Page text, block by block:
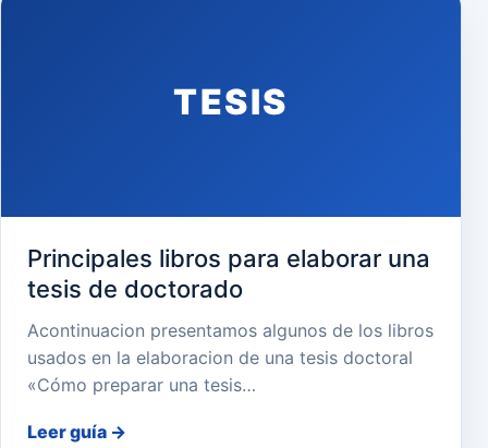
TESIS
Principales libros para elaborar una
tesis de doctorado
Acontinuacion presentamos algunos de los libros
usados en la elaboracion de una tesis doctoral
«Cómo preparar una tesis…
Leer guía →